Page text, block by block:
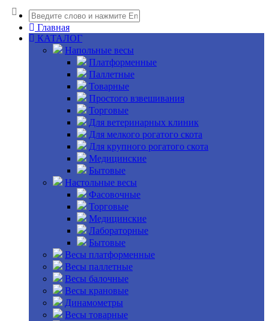
Главная
КАТАЛОГ
Напольные весы
Платформенные
Паллетные
Товарные
Простого взвешивания
Торговые
Для ветеринарных клиник
Для мелкого рогатого скота
Для крупного рогатого скота
Медицинские
Бытовые
Настольные весы
Фасовочные
Торговые
Медицинские
Лабораторные
Бытовые
Весы платформенные
Весы паллетные
Весы балочные
Весы крановые
Динамометры
Весы товарные